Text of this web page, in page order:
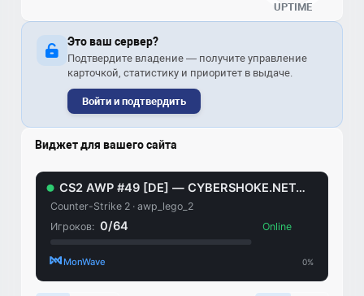
UPTIME
Это ваш сервер?
Подтвердите владение — получите управление
карточкой, статистику и приоритет в выдаче.
Войти и подтвердить
Виджет для вашего сайта